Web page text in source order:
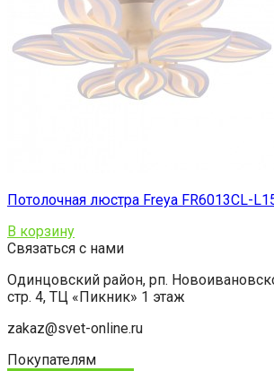
Потолочная люстра Freya FR6013CL-
В корзину
Связаться с нами
Одинцовский район, рп.
стр. 4, ТЦ «Пикник» 1 этаж
zakaz@svet-online.ru
Покупателям